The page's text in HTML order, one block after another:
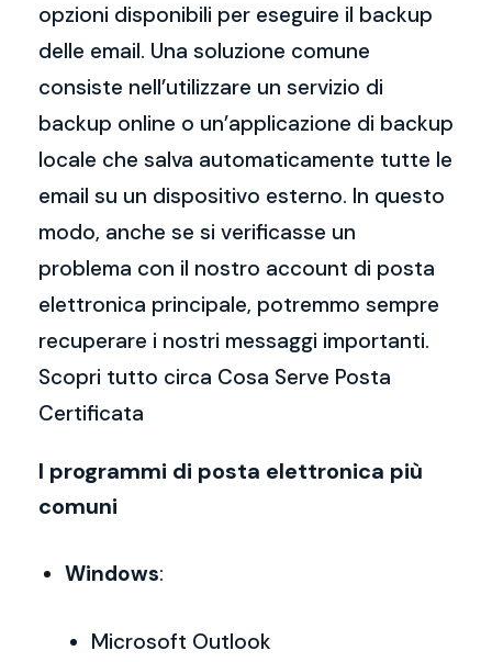
opzioni disponibili per eseguire il backup
delle email. Una soluzione comune
consiste nell’utilizzare un servizio di
backup online o un’applicazione di backup
locale che salva automaticamente tutte le
email su un dispositivo esterno. In questo
modo, anche se si verificasse un
problema con il nostro account di posta
elettronica principale, potremmo sempre
recuperare i nostri messaggi importanti.
Scopri tutto circa Cosa Serve Posta
Certificata
I programmi di posta elettronica più
comuni
Windows:
Microsoft Outlook